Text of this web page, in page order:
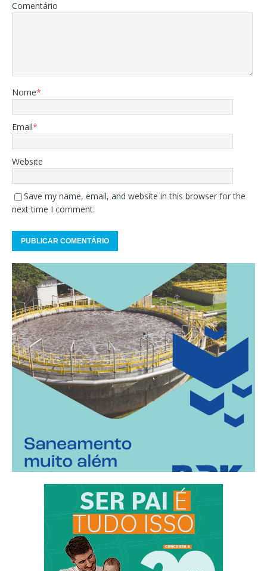
Comentário
Nome*
Email*
Website
Save my name, email, and website in this browser for the
next time I comment.